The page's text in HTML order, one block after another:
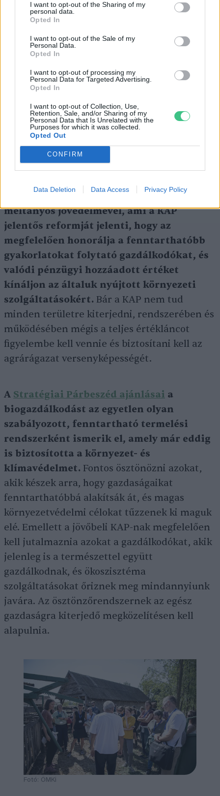
I want to opt-out of the Sharing of my
personal data.
Opted In
I want to opt-out of the Sale of my
Personal Data.
Opted In
I want to opt-out of processing my
Personal Data for Targeted Advertising.
Opted In
I want to opt-out of Collection, Use,
Retention, Sale, and/or Sharing of my
Personal Data that Is Unrelated with the
Purposes for which it was collected.
Opted Out
CONFIRM
Data Deletion Data Access Privacy Policy
dokumentum közös cselekvési keretet biztosít
az EU környezetvédelmi céljainak eléréséhez
az agrár-élelmiszeripari folyamatokban. A
gazdák, szakmai szervezetek és az értéklánc
szereplőinek párbeszéde során az érintettek
arra törekedtek, hogy meghatározzák az EU
mezőgazdaságának közös útját, alapot adva a
következő Közös Agrárpolitika (KAP) ciklus
célkitűzéseihez.
A szakemberek hangsúlyozták, hogy
fenntarthatóságot a gazdálkodók
méltányos jövedelmével, ami a KAP
jelentős reformját jelenti, hogy az
megfelelően honorálja a fenntarthatóbb
gyakorlatokat folytató gazdálkodókat, és
valódi pénzügyi hozzáadott értéket
kínáljon az általuk nyújtott környezeti
szolgáltatásokért. Bár a KAP nem tud
minden területre kiterjedni, rendszerében és
működésében mégis a teljes értékláncot
figyelembe kell vennie és biztosítani kell az
agrárágazat versenyképességét.
A Stratégiai Párbeszéd ajánlásai a
biogazdálkodást az egyetlen olyan
szabályozott, fenntartható termelési
rendszerként ismerik el, amely már eddig
is biztosította a környezet- és
klímavédelmet. Fontos ösztönözni azokat,
akik készek arra, hogy gazdaságaikat
fenntarthatóbbá alakítsák át, és magas
környezetvédelmi célokat tűzzenek ki maguk
elé. Emellett a jövőbeli KAP-nak megfelelően
kell jutalmaznia azokat a gazdálkodókat, akik
jelenleg is a természettel együtt
gazdálkodnak, és ökoszisztéma
szolgáltatásokat őriznek meg mindannyiunk
javára. Az ösztönzőrendszernek az egész
gazdaságra kiterjedő megközelítésen kell
alapulnia.
Fotó: ÖMKi